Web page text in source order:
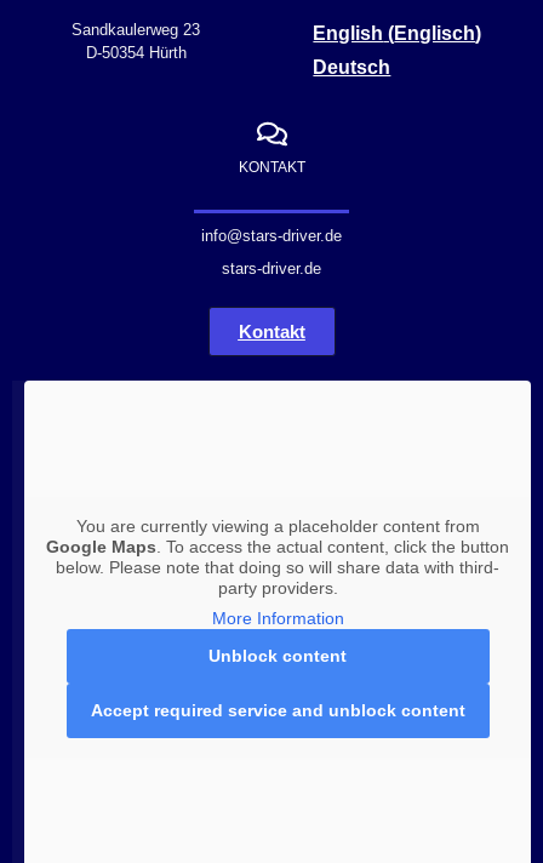
Sandkaulerweg 23
D-50354 Hürth
English (Englisch)
Deutsch
KONTAKT
info@stars-driver.de
stars-driver.de
Kontakt
You are currently viewing a placeholder content from
Google Maps . To access the actual content, click the button
below. Please note that doing so will share data with third-
party providers.
More Information
Unblock content
Accept required service and unblock content